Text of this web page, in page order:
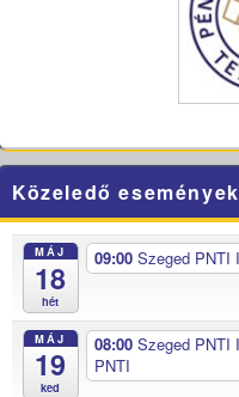
Közeledő események
MÁJ
18
hét
09:00 Szeged PNTI
MÁJ
19
ked
08:00 Szeged PNTI
PNTI